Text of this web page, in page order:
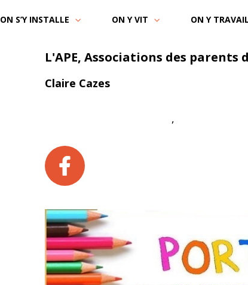
ON S’Y INSTALLE ON Y VIT ON Y
L'APE, Associations des parents
Claire Cazes
,